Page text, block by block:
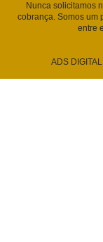
Nunca solicitamos
cobrança. Somos um
entre
ADS